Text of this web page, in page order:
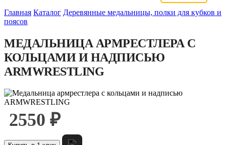
Главная Каталог Деревянные медальницы, полки для кубков и
поясов
МЕДАЛЬНИЦА АРМРЕСТЛЕРА С
КОЛЬЦАМИ И НАДПИСЬЮ
ARMWRESTLING
2550 ₽